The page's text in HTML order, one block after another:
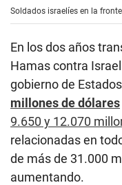
Soldados israelíes en la
En los dos años
Hamas contra
gobierno de
millones de dólares
9.650 y 12.070
relacionadas en
de más de 31.000
aumentando.